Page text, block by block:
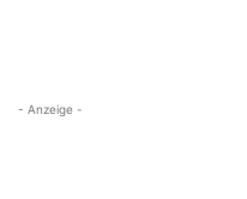
- Anzeige -